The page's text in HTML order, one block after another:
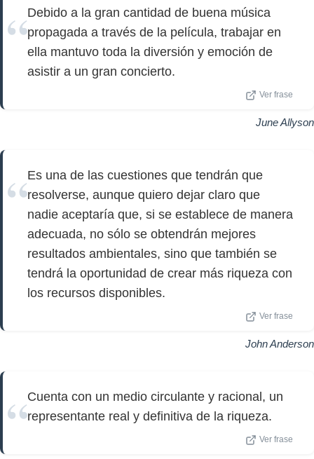
Debido a la gran cantidad de buena música
propagada a través de la película, trabajar en
ella mantuvo toda la diversión y emoción de
asistir a un gran concierto.
Ver frase
June Allyson
Es una de las cuestiones que tendrán que
resolverse, aunque quiero dejar claro que
nadie aceptaría que, si se establece de manera
adecuada, no sólo se obtendrán mejores
resultados ambientales, sino que también se
tendrá la oportunidad de crear más riqueza con
los recursos disponibles.
Ver frase
John Anderson
Cuenta con un medio circulante y racional, un
representante real y definitiva de la riqueza.
Ver frase